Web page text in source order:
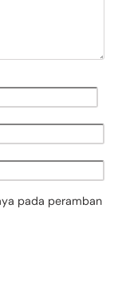
pada peramban